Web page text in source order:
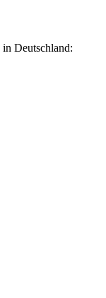
in Deutschland: